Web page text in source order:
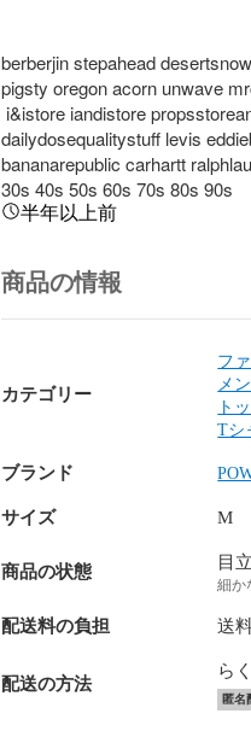
berberjin stepahead
pigsty oregon acorn unwave
dailydosequalitystuff levis
bananarepublic carhartt
30s 40s 50s 60s 70s 80s 90s
半年以上前
商品の情報
カテゴリー
フ
メ
ト
Tシ
ブランド
サイズ M
商品の状態 目
細か
配送料の負担 送
配送の方法
ら
匿名